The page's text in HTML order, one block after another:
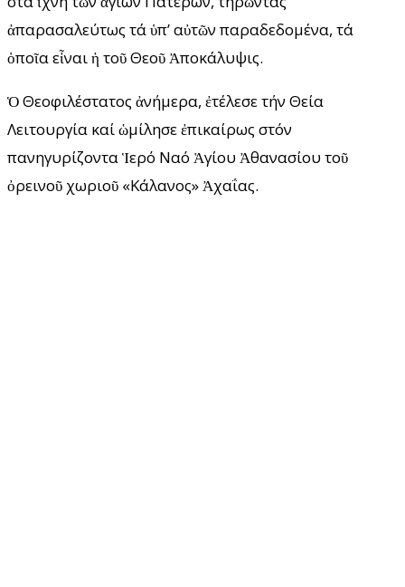
ἀπαρασαλεύτως τά ὑπ’ αὐτῶν παραδεδομένα, τά
ὁποῖα εἶναι ἡ τοῦ Θεοῦ Ἀποκάλυψις.
Ὁ Θεοφιλέστατος ἀνήμερα, ἐτέλεσε τήν Θεία
Λειτουργία καί ὡμίλησε ἐπικαίρως στόν
πανηγυρίζοντα Ἱερό Ναό Ἁγίου Ἀθανασίου τοῦ
ὀρεινοῦ χωριοῦ «Κάλανος» Ἀχαΐας.